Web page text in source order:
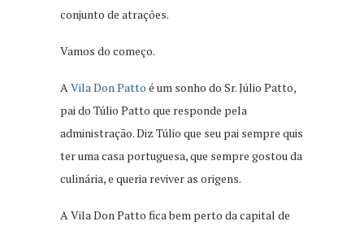
conjunto de atrações.
Vamos do começo.
AVila Don Patto é um sonho do Sr. Júlio Patto,
pai do Túlio Patto que responde pela
administração. Diz Túlio que seu pai sempre quis
ter uma casa portuguesa, que sempre gostou da
culinária, e queria reviver as origens.
A Vila Don Patto fica bem perto da capital de